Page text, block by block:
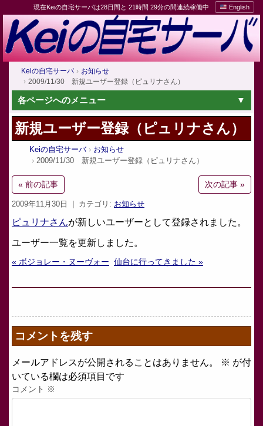
現在Keiの自宅サーバは28日間と 21時間 29分の間連続稼働中 English
Keiの自宅サーバ
お知らせ
2009/11/30 新規ユーザー登録（ピュリナさん）
各ページへのメニュー
新規ユーザー登録（ピュリナさん）
Keiの自宅サーバ
お知らせ
2009/11/30 新規ユーザー登録（ピュリナさん）
« 前の記事 次の記事 »
2009年11月30日 | カテゴリ: お知らせ
ピュリナさんが新しいユーザーとして登録されました。
ユーザー一覧を更新しました。
« ボジョレー・ヌーヴォー 仙台に行ってきました »
コメントを残す
メールアドレスが公開されることはありません。 ※ が付
いている欄は必須項目です
コメント ※